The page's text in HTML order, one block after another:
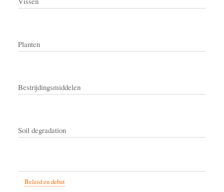
Planten
Bestrijdingsmiddelen
Soil degradation
Beleid en debat